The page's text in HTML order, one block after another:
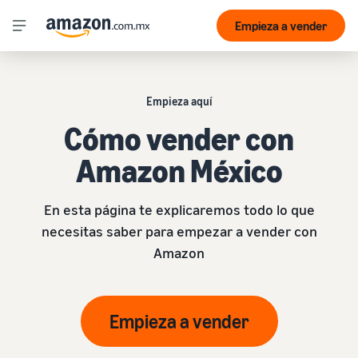
Empieza a vender
Empieza aquí
Cómo vender con
Amazon México
En esta página te explicaremos todo lo que
necesitas saber para empezar a vender con
Amazon
Empieza a vender